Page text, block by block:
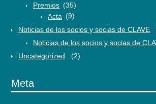
Premios (35)
Acta (9)
Noticias de los socios y socias de CLAVE
Noticias de los socios y socias de
Uncategorized
(2)
Meta